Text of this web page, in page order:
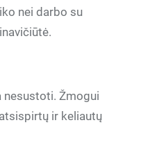
nei darbo su
nesustoti. Žmogui
ir keliautų